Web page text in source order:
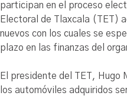
participan en el proceso
Electoral de Tlaxcala (TET)
nuevos con los cuales se
plazo en las finanzas del
El presidente del TET, Hugo
los automóviles adquiridos